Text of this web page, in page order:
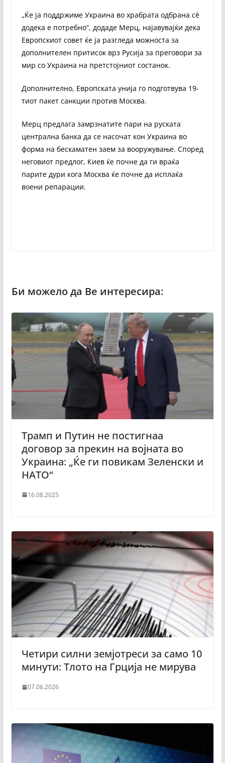
„Ќе ја поддржиме Украина во храбрата одбрана сè
додека е потребно“, додаде Мерц, најавувајќи дека
Европскиот совет ќе ја разгледа можноста за
дополнителен притисок врз Русија за преговори за
мир со Украина на претстојниот состанок.
Дополнително, Европската унија го подготвува 19-
тиот пакет санкции против Москва.
Мерц предлага замрзнатите пари на руската
централна банка да се насочат кон Украина во
форма на бескаматен заем за вооружување. Според
неговиот предлог, Киев ќе почне да ги враќа
парите дури кога Москва ќе почне да исплаќа
воени репарации.
Трамп и Путин не постигнаа
договор за прекин на војната во
Украина: „Ќе ги повикам Зеленски и
НАТО“
16.08.2025
Четири силни земјотреси за само 10
минути: Тлото на Грција не мирува
07.06.2026